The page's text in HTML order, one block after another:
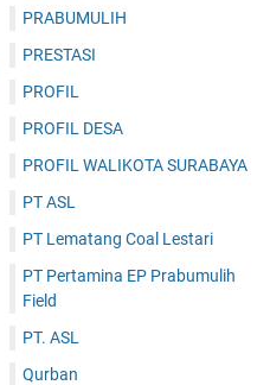
PRABUMULIH
PRESTASI
PROFIL
PROFIL DESA
PROFIL WALIKOTA SURABAYA
PT ASL
PT Lematang Coal Lestari
PT Pertamina EP Prabumulih
Field
PT. ASL
Qurban